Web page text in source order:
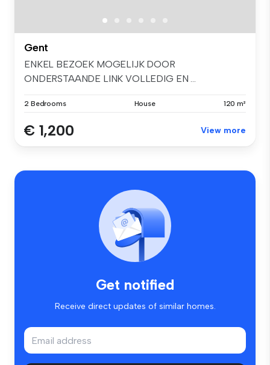
Gent
ENKEL BEZOEK MOGELIJK DOOR
ONDERSTAANDE LINK VOLLEDIG EN ...
2 Bedrooms House 120 m²
€ 1,200 View more
Get notified
Receive direct updates of similar homes.